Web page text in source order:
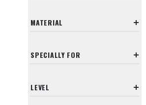
MATERIAL
SPECIALLY FOR
LEVEL